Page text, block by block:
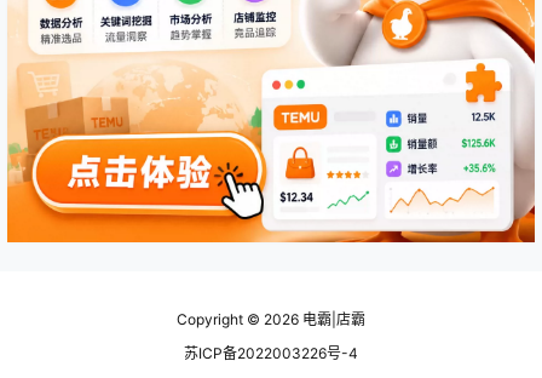
Copyright © 2026 电霸|店霸
苏ICP备2022003226号-4